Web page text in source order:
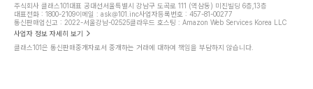
주식회사 클래스101대표 공대선서울특별시 강남구 도곡로 111 (역삼동) 미진빌딩 6층,13층
대표전화 : 1800-2109이메일 : ask@101.inc사업자등록번호 : 457-81-00277
통신판매업신고 : 2022-서울강남-02525클라우드 호스팅 : Amazon Web Services Korea LLC
사업자 정보 자세히 보기
클래스101은 통신판매중개자로서 중개하는 거래에 대하여 책임을 부담하지 않습니다.